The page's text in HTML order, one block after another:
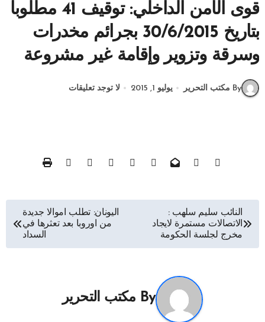
قوى الأمن الداخلي: توقيف 41 مطلوباً
بتاريخ 30/6/2015 بجرائم مخدرات
وسرقة وتزوير وإقامة غير مشروعة
By مكتب التحرير يوليو 1, 2015 لا توجد تعليقات
تصفّح
المقالات
النائب سليم سلهب :
الاتصالات مستمرة لايجاد
مخرج لجلسة الحكومة
اليونان: تطلب اموالا جديدة
من اوروبا بعد تعثرها في
السداد
By مكتب التحرير